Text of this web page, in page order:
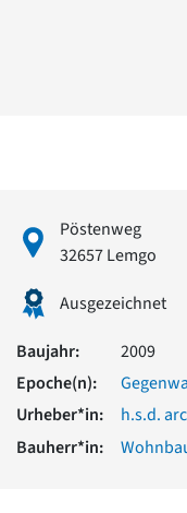
Gesamtübersicht...
Gegenwart
Postmoderne
1950er-70er Jahre
Moderne
Reformarchitektur
Jugendstil
Historismus
Klassizismus
Barock
Renaissance
Pöstenweg
32657 Lemgo
Ausgezeichnet
Baujahr:
2009
Epoche(n):
Urheber*in:
h.s.d.
Bauherr*in: